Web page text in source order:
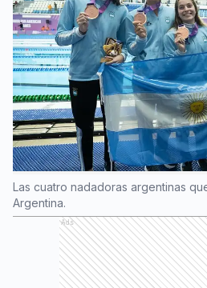
Las cuatro nadadoras argentinas
Argentina.
Ads